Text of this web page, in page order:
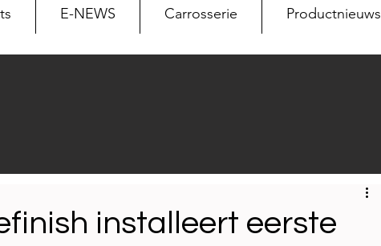
E-NEWS Carrosserie Productnieuws
installeert eerste